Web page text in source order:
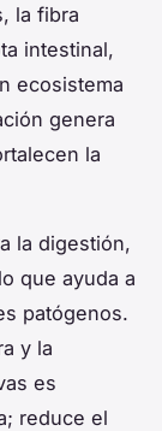
la fibra
intestinal,
ecosistema
genera
la
la digestión,
que ayuda a
patógenos.
y la
es
reduce el